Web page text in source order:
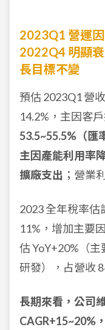
2023Q1 營運
2022Q4 明顯
長目標不變
預估 2023Q1 營
14.2% ，主因客
53.5~55.5%（匯
主因產能利用率
擴廠支出 ；營業
2023 全年稅率估
11%，增加主要
估 YoY+20%（
研發），占營收
長期來看，公司
CAGR+15~20%